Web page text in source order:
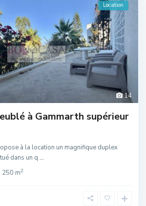
14
Location
à Gammarth supérieur
à la location un magnifique duplex
dans un q ...
250 m2